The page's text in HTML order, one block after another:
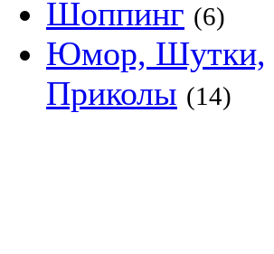
Шоппинг (6)
Юмор, Шутки,
Приколы (14)